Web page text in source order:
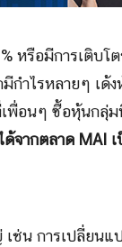
หรือมีการเติบโ
กำไรหลายๆ เด้
พื่อนๆ ซื้อหุ้นกลุ่
ด้จากตลาด MAI
ช่น การเปลี่ยนแ